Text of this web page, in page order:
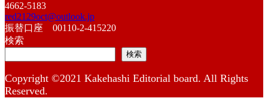
4662-5183
red2129oct@outlook.jp
振替口座 00110-2-415220
検索
検索
Copyright ©2021 Kakehashi Editorial board. All Rights
Reserved.